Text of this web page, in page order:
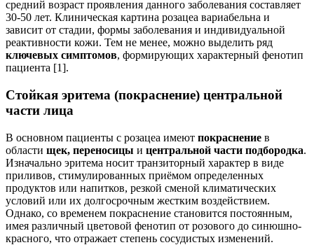
средний возраст проявления данного заболевания составляет
30-50 лет. Клиническая картина розацеа вариабельна и
зависит от стадии, формы заболевания и индивидуальной
реактивности кожи. Тем не менее, можно выделить ряд
ключевых симптомов, формирующих характерный фенотип
пациента [1].
Стойкая эритема (покраснение) центральной
части лица
В основном пациенты с розацеа имеют покраснение в
области щек, переносицы и центральной части подбородка.
Изначально эритема носит транзиторный характер в виде
приливов, стимулированных приёмом определенных
продуктов или напитков, резкой сменой климатических
условий или их долгосрочным жестким воздействием.
Однако, со временем покраснение становится постоянным,
имея различный цветовой фенотип от розового до синюшно-
красного, что отражает степень сосудистых изменений.